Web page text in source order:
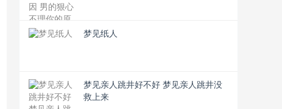
梦见纸人
梦见亲人跳井好不好 梦见亲人跳井没
救上来